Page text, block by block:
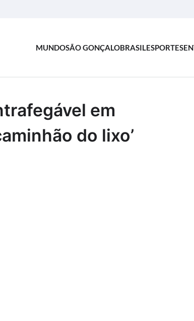
MUNDOSÃO GONÇALOBRASILESPORTES
em
do lixo’